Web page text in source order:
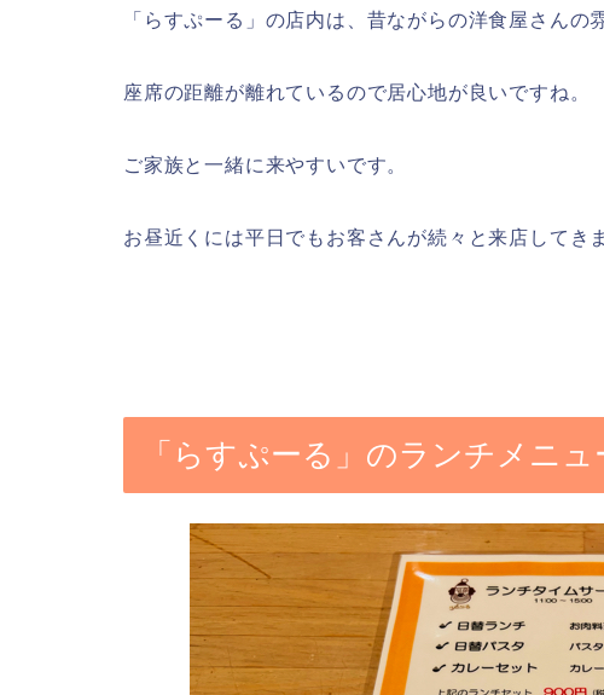
「らすぷーる」の店内は、昔ながらの洋食屋さんの
座席の距離が離れているので居心地が良いですね。
ご家族と一緒に来やすいです。
お昼近くには平日でもお客さんが続々と来店してき
「らすぷーる」のランチメニ